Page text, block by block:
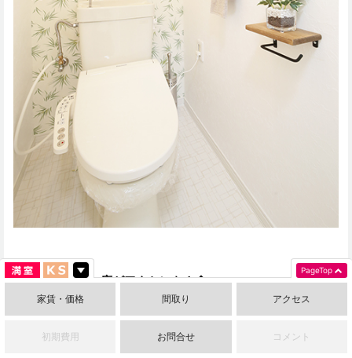
◆洋室は重厚な床がアクセント！◆
続きまして6帖の洋室です！
家賃・価格 間取り アクセス
初期費用 お問合せ コメント
PageTop